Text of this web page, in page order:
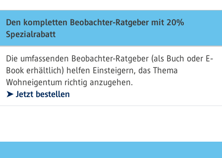
Den kompletten Beobachter-Ratgeber mit 20%
Spezialrabatt
Die umfassenden Beobachter-Ratgeber (als Buch oder E-
Book erhältlich) helfen Einsteigern, das Thema
Wohneigentum richtig anzugehen.
➤ Jetzt bestellen